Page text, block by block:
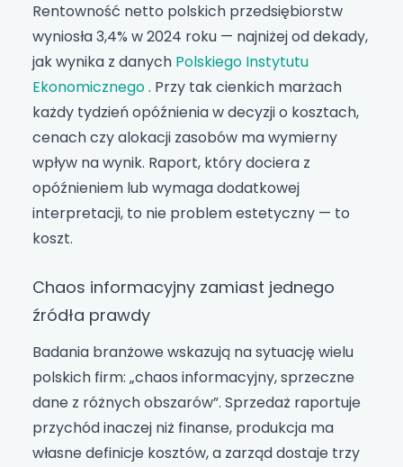
Rentowność netto polskich przedsiębiorstw
wyniosła 3,4% w 2024 roku — najniżej od dekady,
jak wynika z danych Polskiego Instytutu
Ekonomicznego. Przy tak cienkich marżach
każdy tydzień opóźnienia w decyzji o kosztach,
cenach czy alokacji zasobów ma wymierny
wpływ na wynik. Raport, który dociera z
opóźnieniem lub wymaga dodatkowej
interpretacji, to nie problem estetyczny — to
koszt.
Chaos informacyjny zamiast jednego
źródła prawdy
Badania branżowe wskazują na sytuację wielu
polskich firm: „chaos informacyjny, sprzeczne
dane z różnych obszarów”. Sprzedaż raportuje
przychód inaczej niż finanse, produkcja ma
własne definicje kosztów, a zarząd dostaje trzy